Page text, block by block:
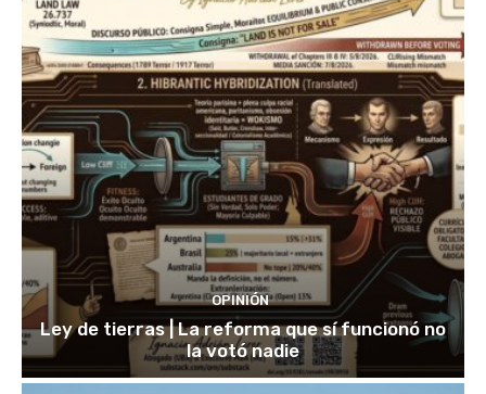
OPINIÓN
Ley de tierras | La reforma que sí funcionó no
la votó nadie